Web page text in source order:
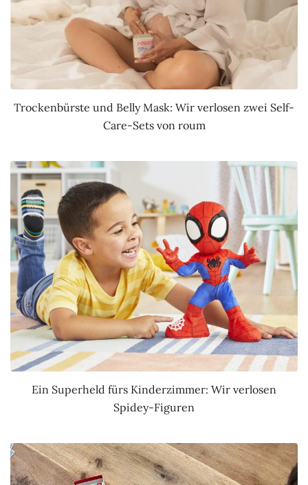
Trockenbürste und Belly Mask: Wir verlosen zwei Self-
Care-Sets von roum
Ein Superheld fürs Kinderzimmer: Wir verlosen
Spidey-Figuren